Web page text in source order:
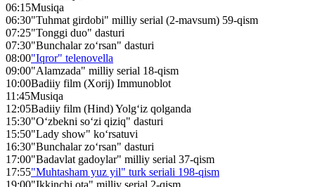
06:15Musiqa
06:30"Tuhmat girdobi" milliy serial (2-mavsum) 59-qism
07:25"Tonggi duo" dasturi
07:30"Bunchalar zo‘rsan" dasturi
08:00"Iqror" telenovella
09:00"Alamzada" milliy serial 18-qism
10:00Badiiy film (Xorij) Immunoblot
11:45Musiqa
12:05Badiiy film (Hind) Yolg‘iz qolganda
15:30"O‘zbekni so‘zi qiziq" dasturi
15:50"Lady show" ko‘rsatuvi
16:30"Bunchalar zo‘rsan" dasturi
17:00"Badavlat gadoylar" milliy serial 37-qism
17:55"Muhtasham yuz yil" turk seriali 198-qism